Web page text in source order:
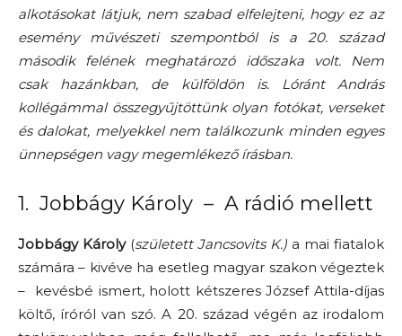
alkotásokat látjuk, nem szabad elfelejteni, hogy ez az
esemény művészeti szempontból is a 20. század
második felének meghatározó időszaka volt. Nem
csak hazánkban, de külföldön is. Lóránt András
kollégámmal összegyűjtöttünk olyan fotókat, verseket
és dalokat, melyekkel nem találkozunk minden egyes
ünnepségen vagy megemlékező írásban.
1. Jobbágy Károly – A rádió mellett
Jobbágy Károly(született Jancsovits K.) a mai fiatalok
számára – kivéve ha esetleg magyar szakon végeztek
– kevésbé ismert, holott kétszeres József Attila-díjas
költő, íróról van szó. A 20. század végén az irodalom